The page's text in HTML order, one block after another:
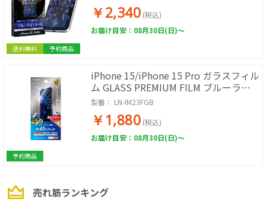
送料無料 予約商品
￥2,340 (税込)
お届け目安：08月30日(日)～
予約商品
iPhone 15/iPhone 15 Pro ガラスフィル
ム GLASS PREMIUM FILM ブルーライ
トカット
型番： LN-IM23FGB
￥1,880 (税込)
お届け目安：08月30日(日)～
売れ筋ランキング